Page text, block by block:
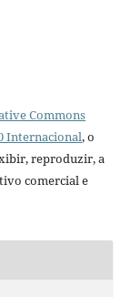
Commons
Internacional, o
reproduzir, a
comercial e